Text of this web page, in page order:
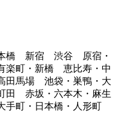
橋 新宿 渋谷 原宿・
楽町・新橋 恵比寿・中
田馬場 池袋・巣鴨・大
田 赤坂・六本木・麻生
手町・日本橋・人形町